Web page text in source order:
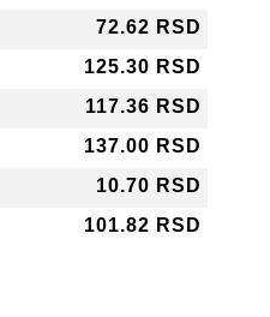
72.62 RSD
125.30 RSD
117.36 RSD
137.00 RSD
10.70 RSD
101.82 RSD